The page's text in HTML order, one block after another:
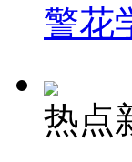
警花
热点